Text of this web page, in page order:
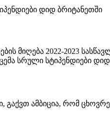
მიღება 2022-2023
სრული სტიპენდიები
ამბიცია, რომ